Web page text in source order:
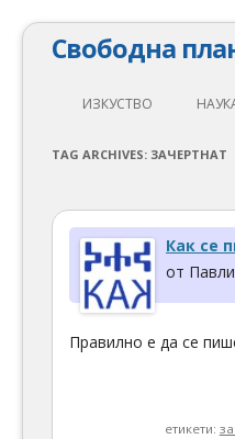
Свободна
ИЗКУСТВО
КИНО
МУЗИКА
ФОТОГРАФИЯ
ФИЗИКА
TAG ARCHIVES: ЗАЧЕРТНАТ
Как се
от
Правилно е да се
етикети: